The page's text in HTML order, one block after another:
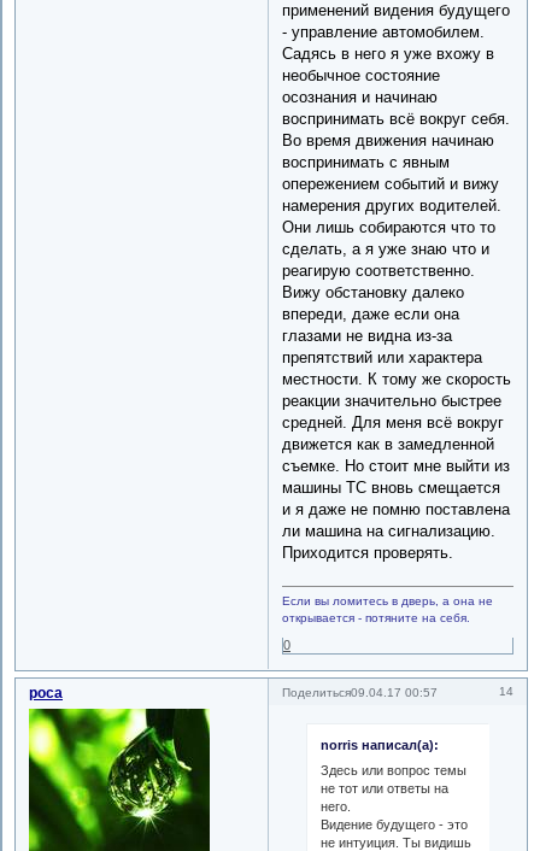
применений видения будущего
- управление автомобилем.
Садясь в него я уже вхожу в
необычное состояние
осознания и начинаю
воспринимать всё вокруг себя.
Во время движения начинаю
воспринимать с явным
опережением событий и вижу
намерения других водителей.
Они лишь собираются что то
сделать, а я уже знаю что и
реагирую соответственно.
Вижу обстановку далеко
впереди, даже если она
глазами не видна из-за
препятствий или характера
местности. К тому же скорость
реакции значительно быстрее
средней. Для меня всё вокруг
движется как в замедленной
съемке. Но стоит мне выйти из
машины ТС вновь смещается
и я даже не помню поставлена
ли машина на сигнализацию.
Приходится проверять.
Если вы ломитесь в дверь, а она не
открывается - потяните на себя.
0
Поделиться 14
09.04.17 00:57
роса
norris написал(а):
Здесь или вопрос темы
не тот или ответы на
него.
Видение будущего - это
не интуиция. Ты видишь